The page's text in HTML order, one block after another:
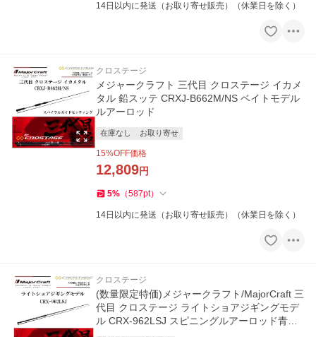
14日以内に発送（お取り寄せ販売）（休業日を除く）
クロステージ
メジャークラフト 三代目 クロステージ イカメ
タル 鉛スッテ CRXJ-B662M/NS ベイトモデル
ルアーロッド
在庫なし お取り寄せ
15%OFF価格
12,809円
5% （587pt）
14日以内に発送（お取り寄せ販売）（休業日を除く）
クロステージ
(数量限定特価)メジャークラフト/MajorCraft 三
代目 クロステージ ライトショアジギングモデ
ル CRX-962LSJ スピニングルアーロッド青物